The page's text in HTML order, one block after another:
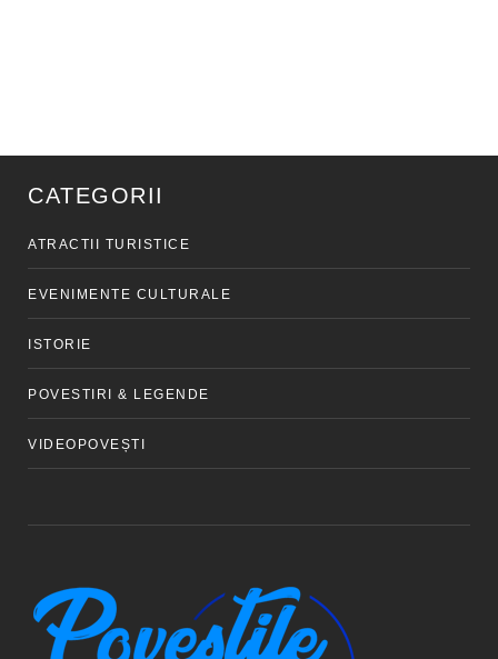
CATEGORII
ATRACTII TURISTICE
EVENIMENTE CULTURALE
ISTORIE
POVESTIRI & LEGENDE
VIDEOPOVEȘTI